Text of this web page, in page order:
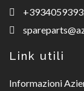
Link utili
Informazioni